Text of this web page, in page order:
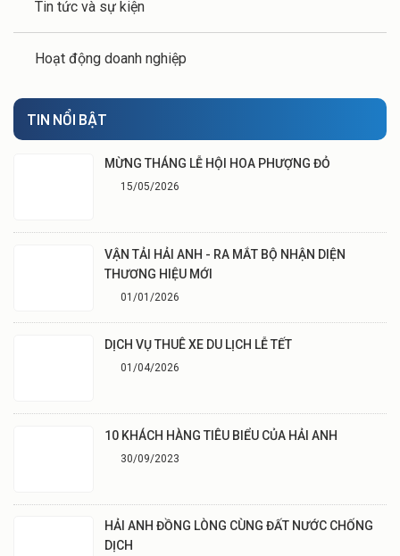
Tin tức và sự kiện
Hoạt động doanh nghiệp
TIN NỔI BẬT
MỪNG THÁNG LỄ HỘI HOA PHƯỢNG ĐỎ
15/05/2026
VẬN TẢI HẢI ANH - RA MẮT BỘ NHẬN DIỆN
THƯƠNG HIỆU MỚI
01/01/2026
DỊCH VỤ THUÊ XE DU LỊCH LỄ TẾT
01/04/2026
10 KHÁCH HÀNG TIÊU BIỂU CỦA HẢI ANH
30/09/2023
HẢI ANH ĐỒNG LÒNG CÙNG ĐẤT NƯỚC CHỐNG
DỊCH